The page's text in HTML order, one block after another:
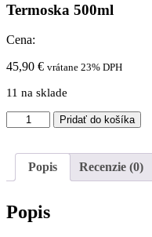
Termoska 500ml
Cena:
45,90 € vrátane 23% DPH
11 na sklade
množstvo
Termoska
Pridať do košíka
Popis Recenzie (0)
Popis